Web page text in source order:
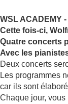
WSL ACADEMY
Cette fois-ci,
Quatre concerts
Avec les
Deux concerts
Les programmes
car ils sont
Chaque jour, vous